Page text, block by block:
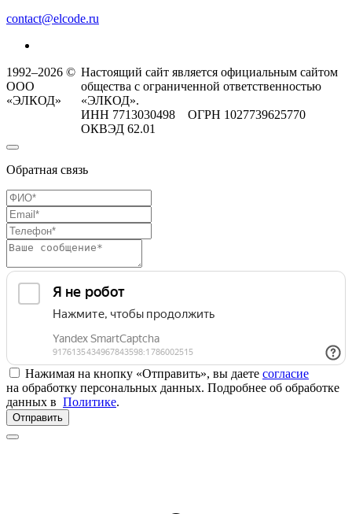
contact@elcode.ru
1992–2026 ©
ООО
«ЭЛКОД»
Настоящий сайт является официальным сайтом
общества с ограниченной ответственностью
«ЭЛКОД».
ИНН 7713030498 ОГРН 1027739625770
ОКВЭД 62.01
Обратная связь
Нажимая на кнопку «Отправить», вы даете согласие
на обработку персональных данных. Подробнее об обработке
данных в Политике.
Отправить